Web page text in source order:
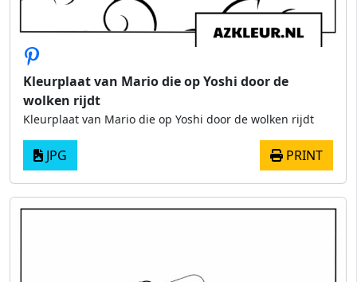
Kleurplaat van Mario die op Yoshi door de
wolken rijdt
Kleurplaat van Mario die op Yoshi door de wolken rijdt
JPG PRINT